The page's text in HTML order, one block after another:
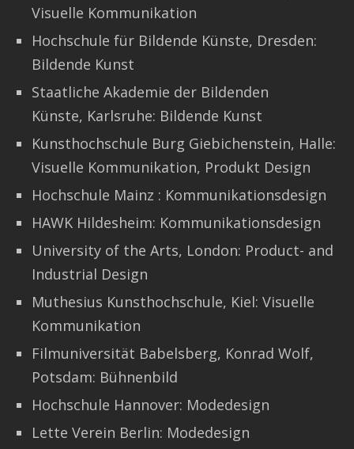
Visuelle Kommunikation
Hochschule für Bildende Künste, Dresden:
Bildende Kunst
Staatliche Akademie der Bildenden
Künste, Karlsruhe: Bildende Kunst
Kunsthochschule Burg Giebichenstein, Halle:
Visuelle Kommunikation, Produkt Design
Hochschule Mainz : Kommunikationsdesign
HAWK Hildesheim: Kommunikationsdesign
University of the Arts, London: Product- and
Industrial Design
Muthesius Kunsthochschule, Kiel: Visuelle
Kommunikation
Filmuniversität Babelsberg, Konrad Wolf,
Potsdam: Bühnenbild
Hochschule Hannover: Modedesign
Lette Verein Berlin: Modedesign